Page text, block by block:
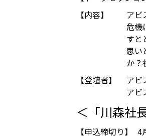
【内容】
アビ
危機
すと
思い
か？
【登壇者】
アビ
アビ
＜「川森社
【申込締切り】
4